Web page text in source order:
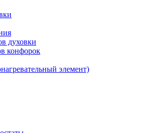
духовки
конфорок
элемент)